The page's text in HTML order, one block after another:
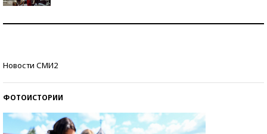
Новости СМИ2
ФОТОИСТОРИИ